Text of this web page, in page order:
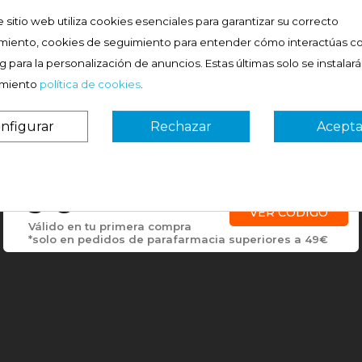
¿Es tu primera vez? ¡SORPRESA!
VER CÓDIGO
Válido en tu primera compra
*solo en pedidos de parafarmacia superiores a 49€
3 €
sitio web utiliza cookies esenciales para garantizar su correcto
cookies de seguimiento para entender cómo interactúas
para la personalización de anuncios. Estas últimas solo se
política de cookies
Rechazar